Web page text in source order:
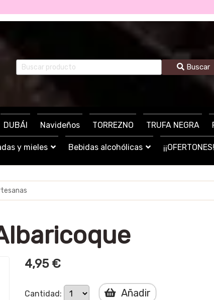
Buscar
DUBÁI Navideños TORREZNO TRUFA NEGRA
y mieles Bebidas alcohólicas
4,95 €
Cantidad: Añadir